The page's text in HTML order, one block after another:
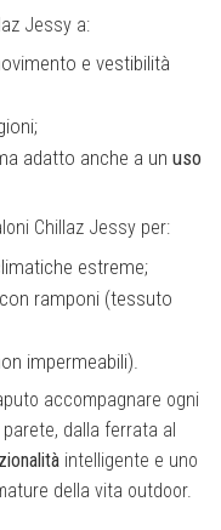
Jessy a:
e vestibilità
adatto anche a un uso
Chillaz Jessy per:
estreme;
ramponi (tessuto
impermeabili).
accompagnare ogni
dalla ferrata al
intelligente e uno
della vita outdoor.